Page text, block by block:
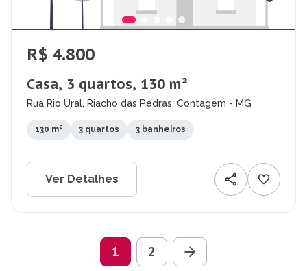
R$ 4.800
Casa, 3 quartos, 130 m²
Rua Rio Ural, Riacho das Pedras, Contagem - MG
130 m² 3 quartos 3 banheiros
Ver Detalhes
1 2